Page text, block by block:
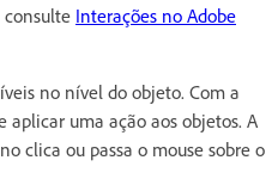
consulte Interações no Adobe
no nível do objeto. Com a
aplicar uma ação aos objetos. A
clica ou passa o mouse sobre o